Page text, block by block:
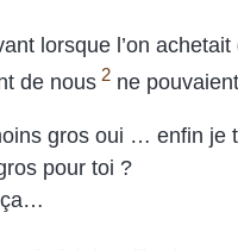
lorsque l’on
de nous 2 ne
gros oui … enfin je
pour toi ?
ça…